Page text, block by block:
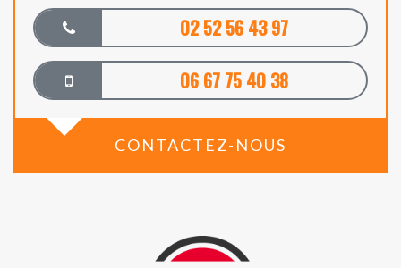
02 52 56 43 97
06 67 75 40 38
CONTACTEZ-NOUS